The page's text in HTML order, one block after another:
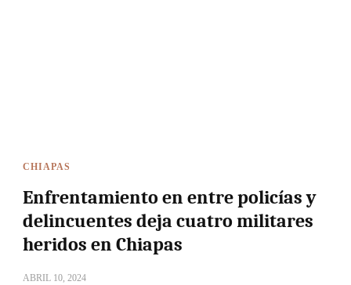
CHIAPAS
Enfrentamiento en entre policías y
delincuentes deja cuatro militares
heridos en Chiapas
ABRIL 10, 2024